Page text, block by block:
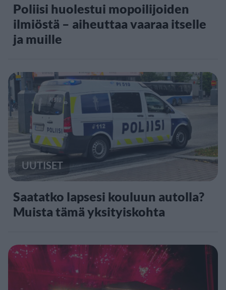
Poliisi huolestui mopoilijoiden
ilmiöstä – aiheuttaa vaaraa itselle
ja muille
UUTISET
Saatatko lapsesi kouluun autolla?
Muista tämä yksityiskohta